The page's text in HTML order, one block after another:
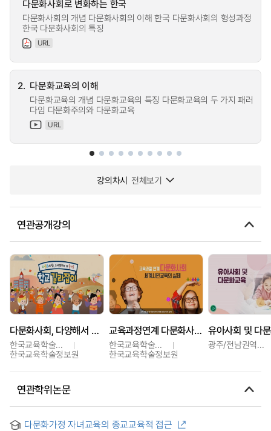
다문화사회로 변화하는 한국
다문화사회의 개념 다문화사회의 이해 한국 다문화사회의 형성과정
한국 다문화사회의 특징
URL
2. 다문화교육의 이해
다문화교육의 개념 다문화교육의 특징 다문화교육의 두 가지 패러
다임 다문화주의와 다문화교육
URL
강의차시 전체보기
연관공개강의
다문화사회, 다양해서 더 즐거운 학교 길라잡이
한국교육학술정보원
한국교육학술정보원
교육과정연계 다문화사회 세계시민교육의 실제
한국교육학술정보원
한국교육학술정보원
유아사회 및 다
광주/전남권역센터
연관학위논문
다문화가정 자녀교육의 종교교육적 접근